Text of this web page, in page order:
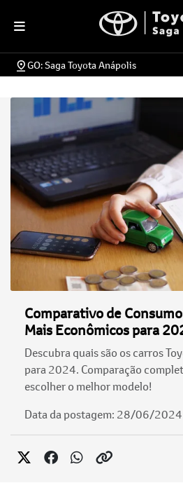
GO: Saga Toyota Anápolis
Comparativo de
Mais Econômicos para
Descubra quais são os carros
para 2024. Comparação
escolher o melhor modelo!
Data da postagem: 28/06/2024